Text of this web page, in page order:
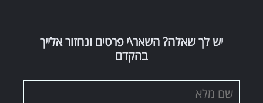
יש לך שאלה? השאר\י פרטים ונחזור אלייך
בהקדם